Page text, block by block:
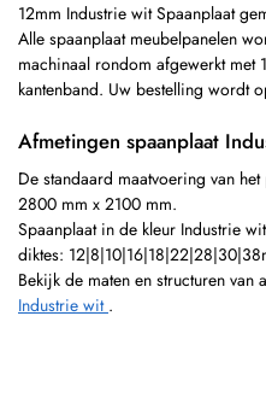
12mm Industrie wit Spaanplaat
Alle spaanplaat meubelpanelen
machinaal rondom afgewerkt met
kantenband. Uw bestelling wordt
Afmetingen spaanplaat
De standaard maatvoering van
2800 mm x 2100 mm.
Spaanplaat in de kleur Industrie
diktes:
Bekijk de maten en structuren van
Industrie wit .